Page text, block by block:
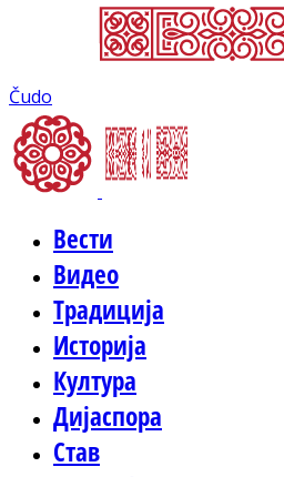
Čudo
Вести
Видео
Традиција
Историја
Култура
Дијаспора
Став